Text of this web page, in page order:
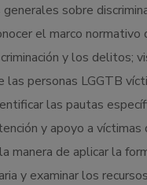
sobre
el marco normativo
y los delitos;
las personas LGGTB
las pautas
y apoyo a víctimas
manera de aplicar la
y examinar los recursos